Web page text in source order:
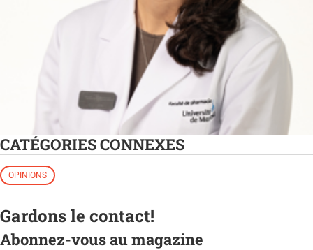
CATÉGORIES CONNEXES
OPINIONS
Gardons le contact!
Abonnez-vous au magazine